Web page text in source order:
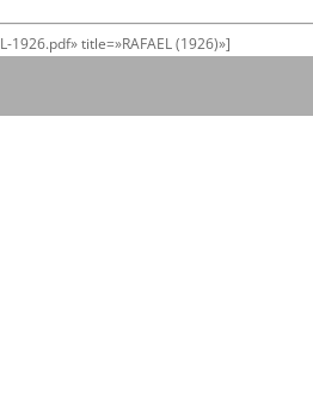
title=»RAFAEL (1926)»]